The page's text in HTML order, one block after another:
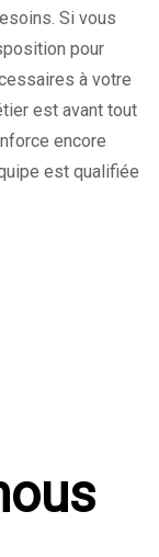
Si vous
pour
à votre
est avant tout
encore
est qualifiée